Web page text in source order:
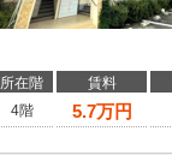
所在階 賃料
4階
5.7万円